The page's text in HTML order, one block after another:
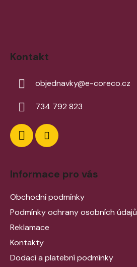
Kontakt
objednavky@e-coreco.cz
734 792 823
Informace pro vás
Obchodní podmínky
Podmínky ochrany osobních údajů
Reklamace
Kontakty
Dodací a platební podmínky